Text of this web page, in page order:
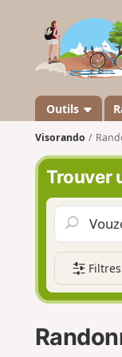
Outils
Visorando
Trouver